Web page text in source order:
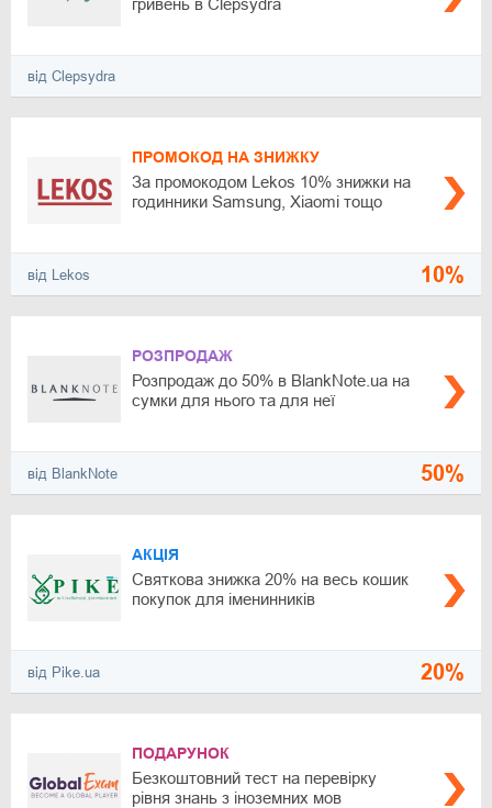
гривень в Clepsydra
від Clepsydra
ПРОМОКОД НА ЗНИЖКУ
За промокодом Lekos 10% знижки на
годинники Samsung, Xiaomi тощо
від Lekos 10%
РОЗПРОДАЖ
Розпродаж до 50% в BlankNote.ua на
сумки для нього та для неї
від BlankNote 50%
АКЦІЯ
Святкова знижка 20% на весь кошик
покупок для іменинників
від Pike.ua 20%
ПОДАРУНОК
Безкоштовний тест на перевірку
рівня знань з іноземних мов